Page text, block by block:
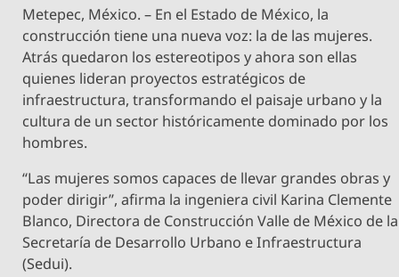
Metepec, México. – En el Estado de México, la
construcción tiene una nueva voz: la de las mujeres.
Atrás quedaron los estereotipos y ahora son ellas
quienes lideran proyectos estratégicos de
infraestructura, transformando el paisaje urbano y la
cultura de un sector históricamente dominado por los
hombres.
“Las mujeres somos capaces de llevar grandes obras y
poder dirigir”, afirma la ingeniera civil Karina Clemente
Blanco, Directora de Construcción Valle de México de la
Secretaría de Desarrollo Urbano e Infraestructura
(Sedui).